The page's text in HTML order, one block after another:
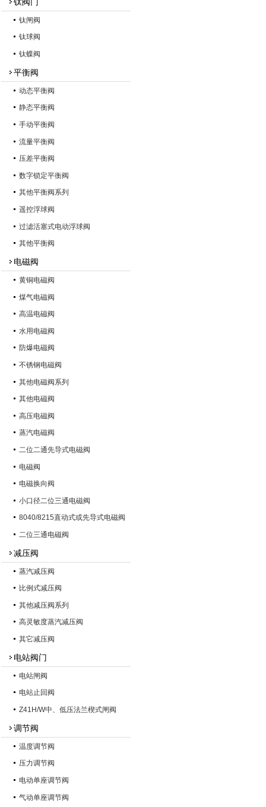
钛阀门
钛闸阀
钛球阀
钛蝶阀
平衡阀
动态平衡阀
静态平衡阀
手动平衡阀
流量平衡阀
压差平衡阀
数字锁定平衡阀
其他平衡阀系列
遥控浮球阀
过滤活塞式电动浮球阀
其他平衡阀
电磁阀
黄铜电磁阀
煤气电磁阀
高温电磁阀
水用电磁阀
防爆电磁阀
不锈钢电磁阀
其他电磁阀系列
其他电磁阀
高压电磁阀
蒸汽电磁阀
二位二通先导式电磁阀
电磁阀
电磁换向阀
小口径二位三通电磁阀
8040/8215直动式或先导式电磁阀
二位三通电磁阀
减压阀
蒸汽减压阀
比例式减压阀
其他减压阀系列
高灵敏度蒸汽减压阀
其它减压阀
电站阀门
电站闸阀
电站止回阀
Z41H/W中、低压法兰楔式闸阀
调节阀
温度调节阀
压力调节阀
电动单座调节阀
气动单座调节阀